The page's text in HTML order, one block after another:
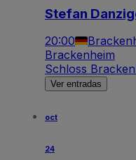
Stefan
20:00
Brackenheim
Schloss
Ver entradas
oct
24